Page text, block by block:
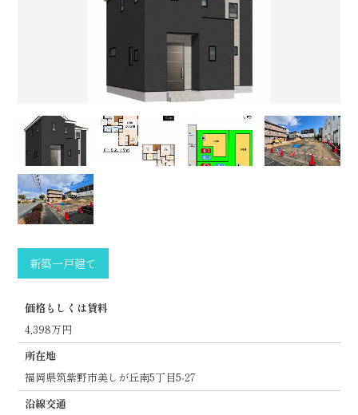
新築一戸建て
価格もしくは賃料
4,398万円
所在地
福岡県筑紫野市美しが丘南5丁目5‐27
沿線交通